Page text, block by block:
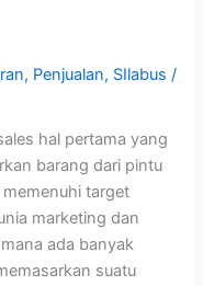
, Penjualan, SIlabus /
hal pertama yang
barang dari pintu
target
marketing dan
ada banyak
suatu